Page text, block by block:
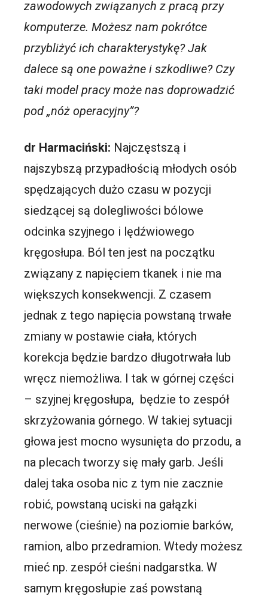
zawodowych związanych z pracą przy
komputerze. Możesz nam pokrótce
przybliżyć ich charakterystykę? Jak
dalece są one poważne i szkodliwe? Czy
taki model pracy może nas doprowadzić
pod „nóż operacyjny”?
dr Harmaciński: Najczęstszą i
najszybszą przypadłością młodych osób
spędzających dużo czasu w pozycji
siedzącej są dolegliwości bólowe
odcinka szyjnego i lędźwiowego
kręgosłupa. Ból ten jest na początku
związany z napięciem tkanek i nie ma
większych konsekwencji. Z czasem
jednak z tego napięcia powstaną trwałe
zmiany w postawie ciała, których
korekcja będzie bardzo długotrwała lub
wręcz niemożliwa. I tak w górnej części
– szyjnej kręgosłupa, będzie to zespół
skrzyżowania górnego. W takiej sytuacji
głowa jest mocno wysunięta do przodu, a
na plecach tworzy się mały garb. Jeśli
dalej taka osoba nic z tym nie zacznie
robić, powstaną uciski na gałązki
nerwowe (cieśnie) na poziomie barków,
ramion, albo przedramion. Wtedy możesz
mieć np. zespół cieśni nadgarstka. W
samym kręgosłupie zaś powstaną